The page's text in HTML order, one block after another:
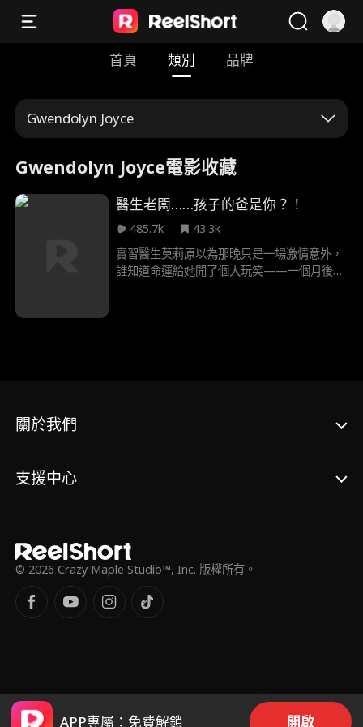
首頁 類別 品牌
Gwendolyn Joyce
Gwendolyn Joyce電影收藏
醫生老闆……孩子的爸是你？！
485.7k
43.3k
實習醫生莫莉原以為那晚只是一場激情意外，
誰知道命運給她開了個大玩笑——一個月後，
關於我們
支援中心
© 2026 Crazy Maple Studio™, Inc. 版權所有。
APP專屬：免費解鎖 開啟